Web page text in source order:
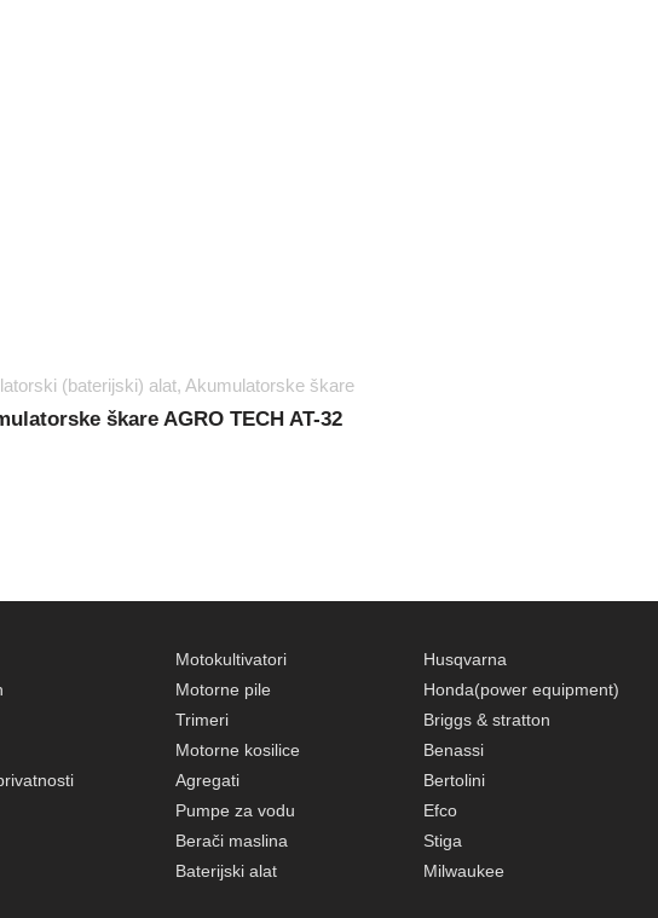
(baterijski) alat, Akumulatorske škare
škare AGRO TECH AT-32
Motokultivatori
Motorne pile
Trimeri
Motorne kosilice
Agregati
Pumpe za vodu
Berači maslina
Baterijski alat
Husqvarna
Honda(power equipment)
Briggs & stratton
Benassi
Bertolini
Efco
Stiga
Milwaukee